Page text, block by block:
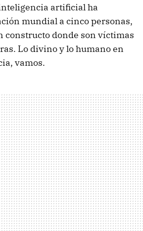
artificial ha
mundial a cinco personas,
constructo donde son víctimas
Lo divino y lo humano en
vamos.